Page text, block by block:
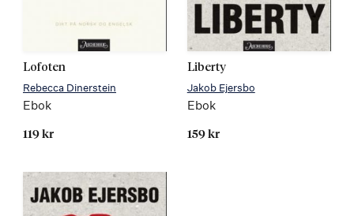
Lofoten
Rebecca Dinerstein
Ebok
119 kr
Liberty
Jakob Ejersbo
Ebok
159 kr